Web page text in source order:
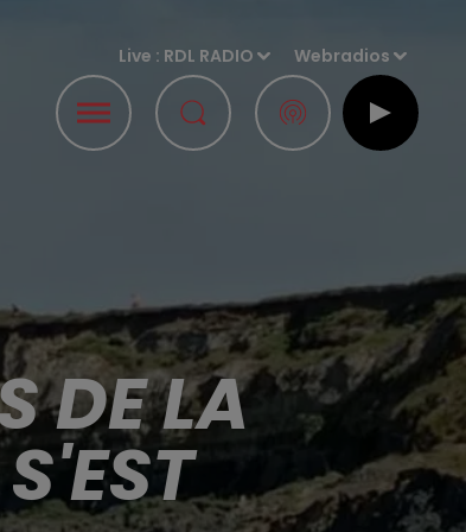
Live : RDL RADIO Webradios
DE LA